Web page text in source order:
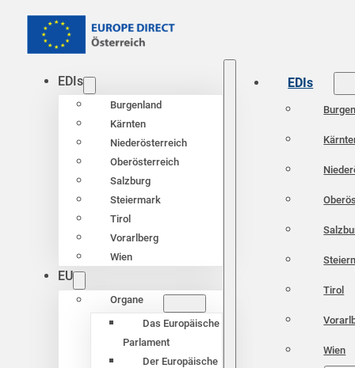
EDIs
Burgenland
Kärnten
Niederösterreich
Oberösterreich
Salzburg
Steiermark
Tirol
Vorarlberg
Wien
EU
Organe
Das Europäische
Parlament
Der Europäische
EDIs
Tirol
Wien